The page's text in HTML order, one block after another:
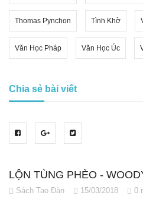
Thomas Pynchon Tình Khờ
Văn Học Pháp Văn Học Úc
Chia sẻ bài viết
LỘN TÙNG PHÈO -
Sách Tao Đàn 15/03/2018 0